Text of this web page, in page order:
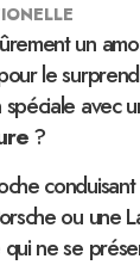
un
le
spéciale
?
ou une
ne se